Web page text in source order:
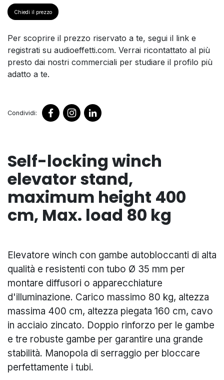
Chiedi il prezzo
Per scoprire il prezzo riservato a te, segui il link e
registrati su audioeffetti.com. Verrai ricontattato al più
presto dai nostri commerciali per studiare il profilo più
adatto a te.
Condividi:
Self-locking winch
elevator stand,
maximum height 400
cm, Max. load 80 kg
Elevatore winch con gambe autobloccanti di alta
qualità e resistenti con tubo Ø 35 mm per
montare diffusori o apparecchiature
d'illuminazione. Carico massimo 80 kg, altezza
massima 400 cm, altezza piegata 160 cm, cavo
in acciaio zincato. Doppio rinforzo per le gambe
e tre robuste gambe per garantire una grande
stabilità. Manopola di serraggio per bloccare
perfettamente i tubi.